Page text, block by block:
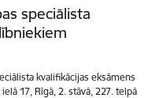
speciālista
kvalifikācijas eksāmens
17, Rīgā, 2. stāvā, 227. telpā